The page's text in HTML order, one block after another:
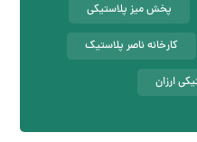
پخش میز پلاستیکی
کارخانه ناصر پلاستیک
ارزان